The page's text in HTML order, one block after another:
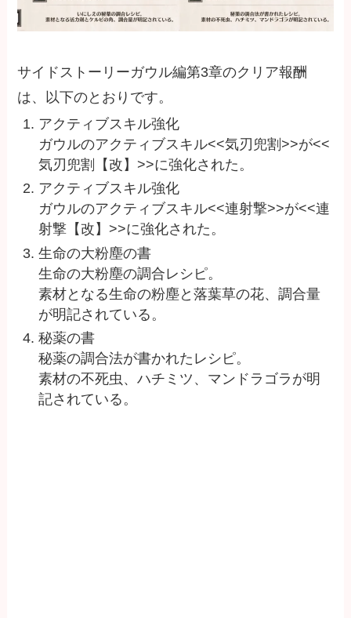
サイドストーリーガウル編第3章のクリア報酬
は、以下のとおりです。
アクティブスキル強化
ガウルのアクティブスキル<<気刃兜割>>が<<
気刃兜割【改】>>に強化された。
アクティブスキル強化
ガウルのアクティブスキル<<連射撃>>が<<連
射撃【改】>>に強化された。
生命の大粉塵の書
生命の大粉塵の調合レシピ。
素材となる生命の粉塵と落葉草の花、調合量
が明記されている。
秘薬の書
秘薬の調合法が書かれたレシピ。
素材の不死虫、ハチミツ、マンドラゴラが明
記されている。